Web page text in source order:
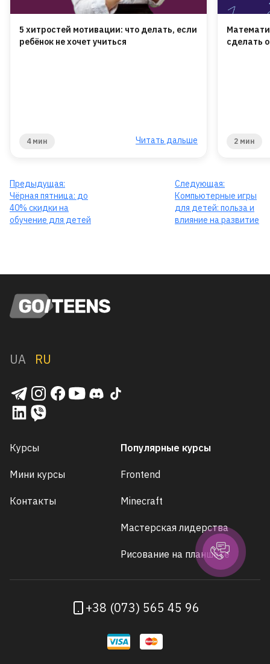
5 хитростей мотивации: что делать, если
ребёнок не хочет учиться
4 мин Читать дальше
сделать
2 мин
Предыдущая:
Чёрная пятница: до
40% скидки на
обучение для детей
Следующая:
Компьютерные игры
для детей: польза и
влияние на развитие
UA RU
Курсы
Мини курсы
Контакты
Популярные курсы
Frontend
Minecraft
Мастерская лидерства
Рисование на планшете
+38 (073) 565 45 96